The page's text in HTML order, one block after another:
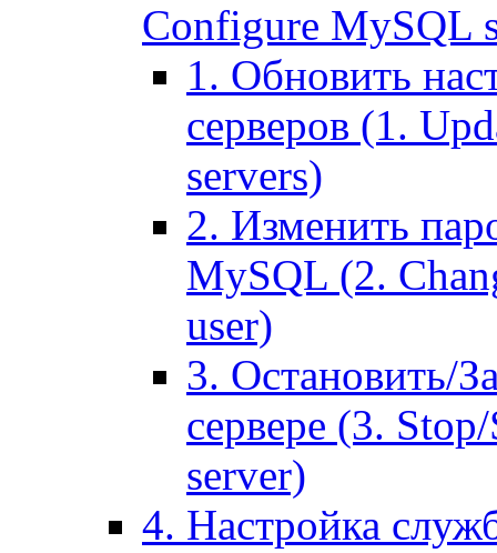
Configure MySQL
1. Обновить
серверов (1.
servers)
2. Изменить
MySQL (2.
user)
3. Остановить/
сервере (3.
server)
4. Настройка